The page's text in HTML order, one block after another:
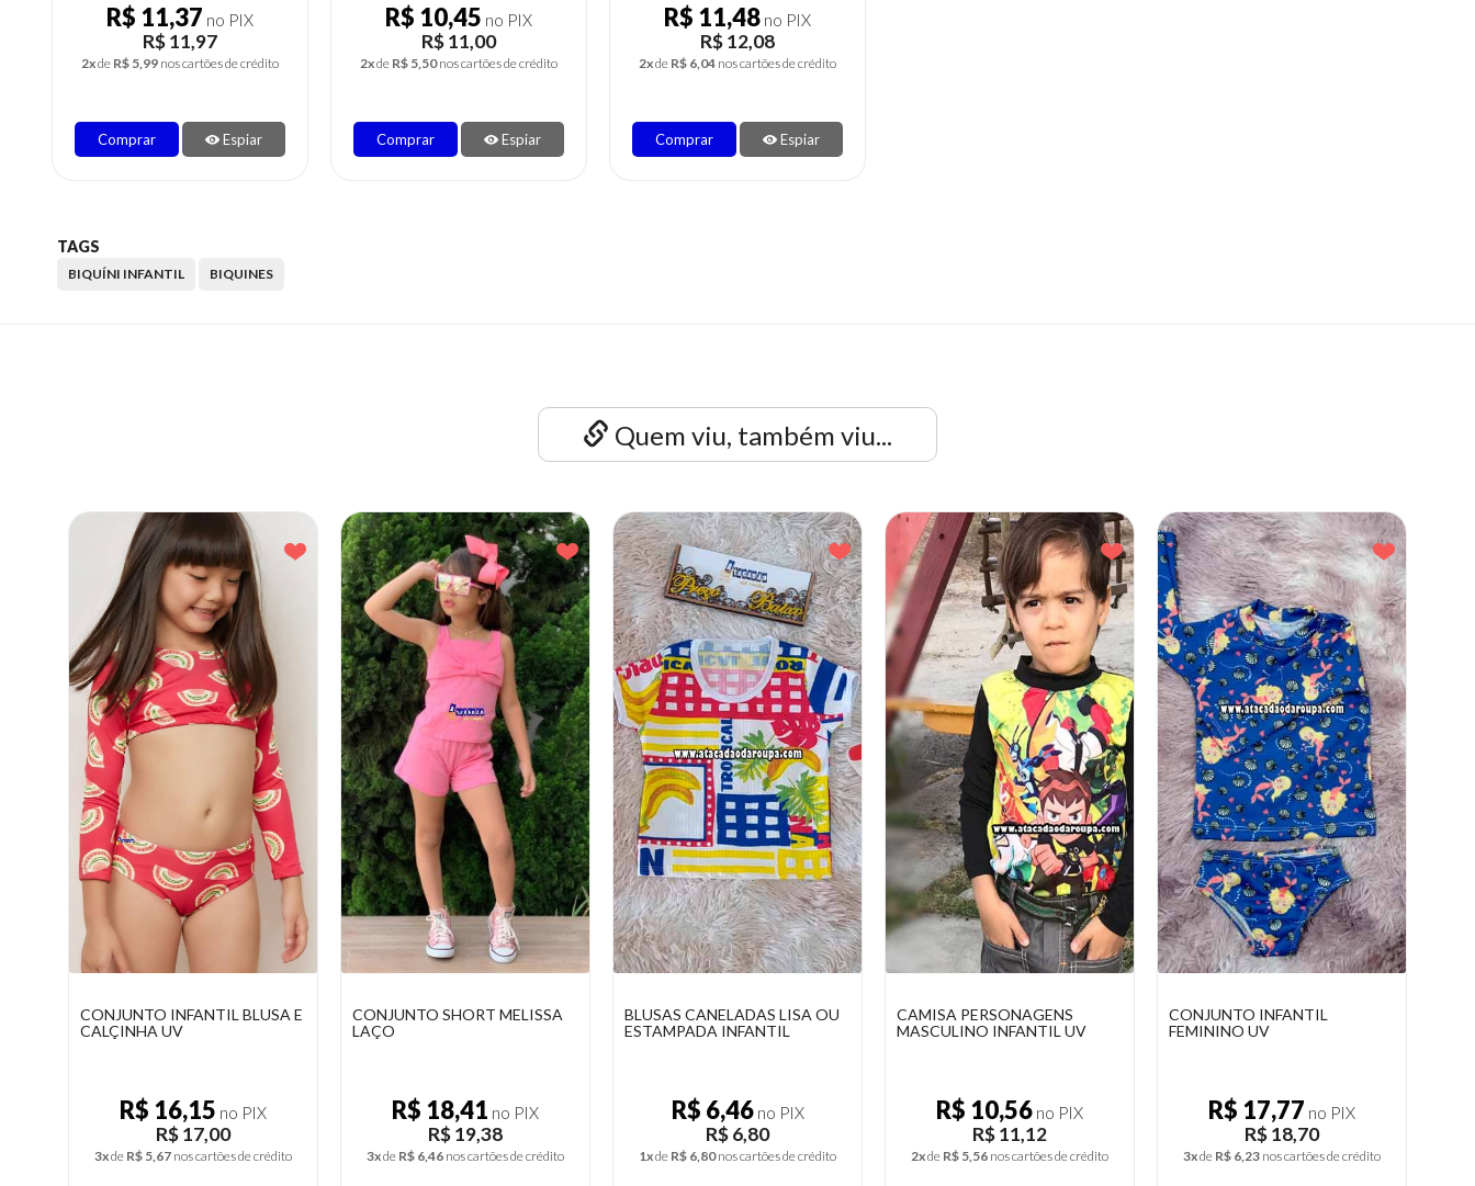
R$ 11,37 no PIX
R$ 11,97
2xde R$ 5,99 nos cartões de crédito
Comprar Espiar
R$ 10,45 no PIX
R$ 11,00
2xde R$ 5,50 nos cartões de crédito
Comprar Espiar
R$ 11,48 no PIX
R$ 12,08
2xde R$ 6,04 nos cartões de crédito
Comprar Espiar
TAGS
BIQUÍNI INFANTIL BIQUINES
Quem viu, também viu...
CONJUNTO SHORT MELISSA
LAÇO
R$ 18,41 no PIX
R$ 19,38
3xde R$ 6,46 nos cartões de crédito
BLUSAS CANELADAS LISA OU
ESTAMPADA INFANTIL
R$ 6,46no PIX
R$ 6,80
1xde R$ 6,80 nos cartões de crédito
CAMISA PERSONAGENS
MASCULINO INFANTIL UV
R$ 10,56no PIX
R$ 11,12
2xde R$ 5,56 nos cartões de crédito
CONJUNTO INFANTIL
FEMININO UV
R$ 17,77 no PIX
R$ 18,70
3xde R$ 6,23 nos cartões de crédito
CAMISA INFANTIL
MICROFIBRA UV UNISSEX
R$ 11,31 no PIX
R$ 11,90
2xde R$ 5,95 nos cartões de crédito